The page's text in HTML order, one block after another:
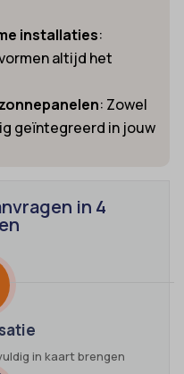
installaties:
altijd het
: Zowel
geïntegreerd in jouw
in 4
in kaart brengen